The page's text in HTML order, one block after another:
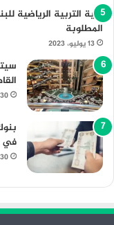
كلية التربية الرياضية
المطلوبة
13 يوليو، 2023
30 أغسطس، 2025
في
30 نوفمبر، 2023